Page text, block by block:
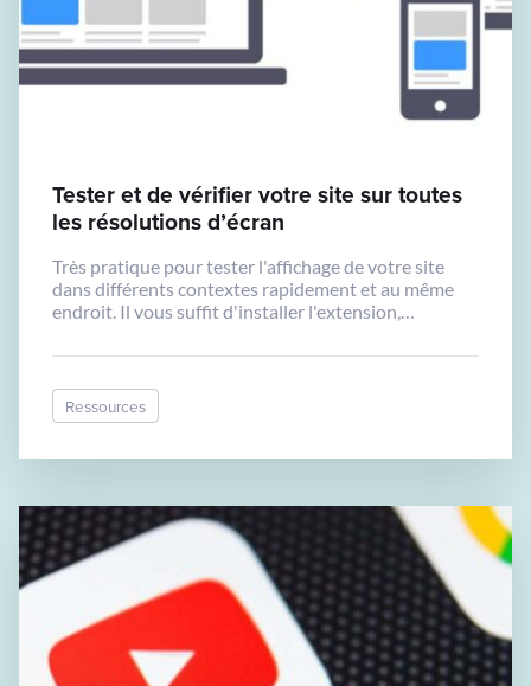
Tester et de vérifier votre site sur toutes
les résolutions d’écran
Très pratique pour tester l'affichage de votre site
dans différents contextes rapidement et au même
endroit. Il vous suffit d'installer l'extension,
vérifier toutes sortes de résolutions d'écran de la
Ressources